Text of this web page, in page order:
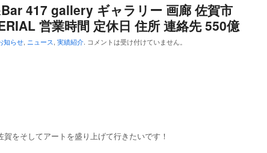
417 gallery ギャラリー 画廊 佐賀市
営業時間 定休日 住所 連絡先 550億
知らせ, ニュース, 実績紹介. コメントは受け付けていません。
賀をそしてアートを盛り上げて行きたいです！